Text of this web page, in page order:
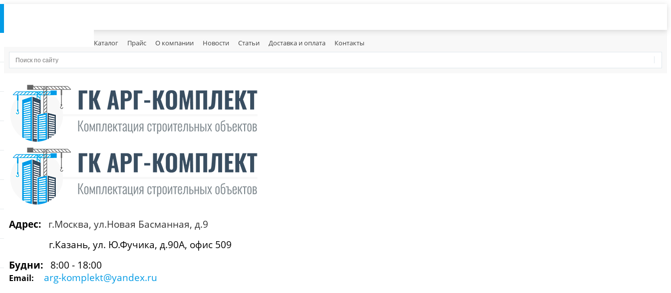
Каталог Прайс О компании Новости Статьи Доставка и оплата Контакты
Адрес:
г.Москва, ул.Новая Басманная, д.9
г.Казань, ул. Ю.Фучика, д.90А, офис 509
Будни:
8:00 - 18:00
Email: arg-komplekt@yandex.ru